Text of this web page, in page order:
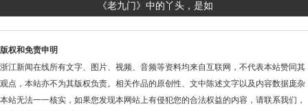
《老九门》中的丫头，是如
版权和免责申明
浙江新闻在线所有文字、图片、视频、音频等资料均来自互联网，不代表本站赞同其
观点，本站亦不为其版权负责。相关作品的原创性、文中陈述文字以及内容数据庞杂
本站无法一一核实，如果您发现本网站上有侵犯您的合法权益的内容，请联系我们，